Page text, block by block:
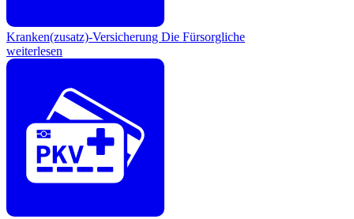
Kranken(zusatz)-Versicherung Die Fürsorgliche
weiterlesen